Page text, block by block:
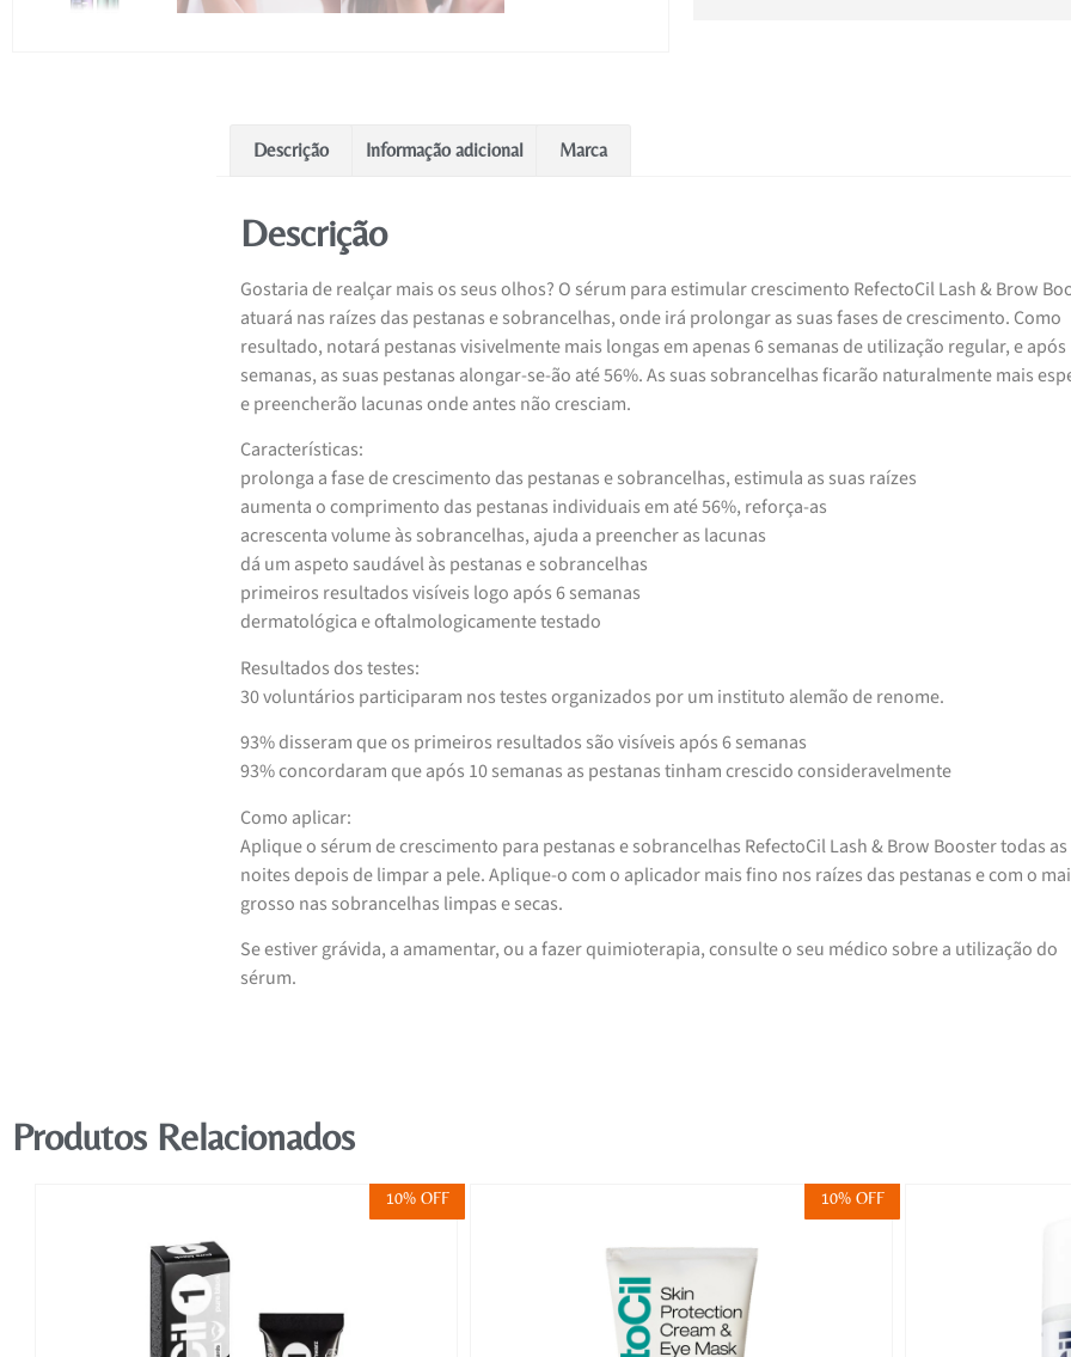
Descrição Informação adicional Marca
Descrição
Gostaria de realçar mais os seus olhos? O sérum para estimular crescimento RefectoCil Lash & Brow
atuará nas raízes das pestanas e sobrancelhas, onde irá prolongar as suas fases de crescimento. Como
resultado, notará pestanas visivelmente mais longas em apenas 6 semanas de utilização regular, e após
semanas, as suas pestanas alongar-se-ão até 56%. As suas sobrancelhas ficarão naturalmente mais
e preencherão lacunas onde antes não cresciam.
Características:
prolonga a fase de crescimento das pestanas e sobrancelhas, estimula as suas raízes
aumenta o comprimento das pestanas individuais em até 56%, reforça-as
acrescenta volume às sobrancelhas, ajuda a preencher as lacunas
dá um aspeto saudável às pestanas e sobrancelhas
primeiros resultados visíveis logo após 6 semanas
dermatológica e oftalmologicamente testado
Resultados dos testes:
30 voluntários participaram nos testes organizados por um instituto alemão de renome.
93% disseram que os primeiros resultados são visíveis após 6 semanas
93% concordaram que após 10 semanas as pestanas tinham crescido consideravelmente
Como aplicar:
Aplique o sérum de crescimento para pestanas e sobrancelhas RefectoCil Lash & Brow Booster todas as
noites depois de limpar a pele. Aplique-o com o aplicador mais fino nos raízes das pestanas e com o
grosso nas sobrancelhas limpas e secas.
Se estiver grávida, a amamentar, ou a fazer quimioterapia, consulte o seu médico sobre a utilização do
sérum.
Produtos Relacionados
10% OFF 10% OFF